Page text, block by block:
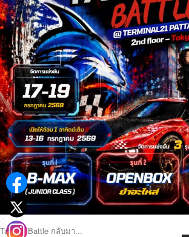
Tamiya Battle กลับมา...